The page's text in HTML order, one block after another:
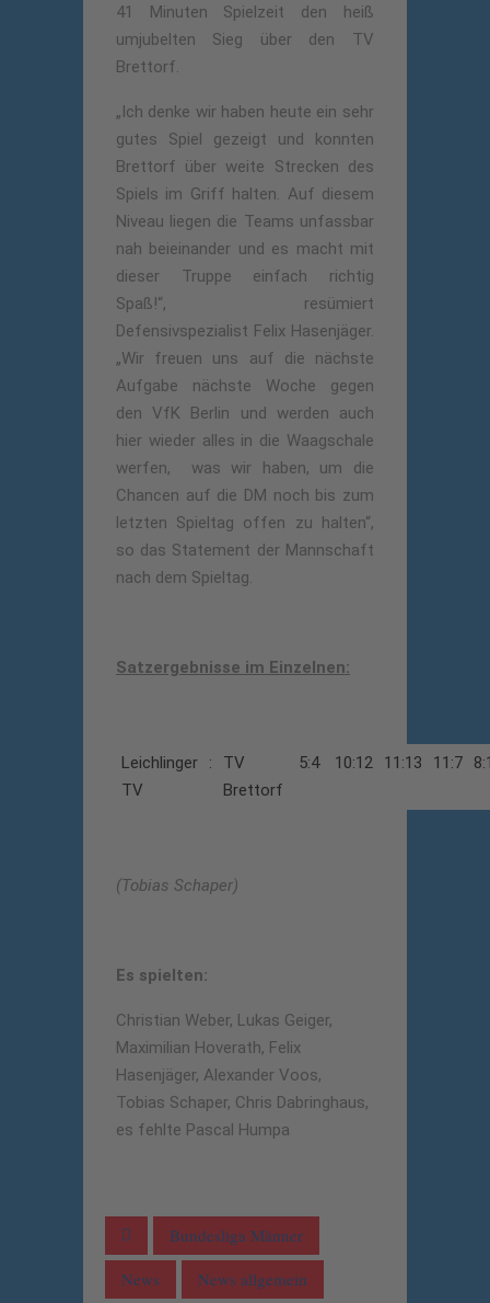
41 Minuten Spielzeit den heiß
umjubelten Sieg über den TV
Brettorf.
„Ich denke wir haben heute ein sehr
gutes Spiel gezeigt und konnten
Brettorf über weite Strecken des
Spiels im Griff halten. Auf diesem
Niveau liegen die Teams unfassbar
nah beieinander und es macht mit
dieser Truppe einfach richtig
Spaß!“, resümiert
Defensivspezialist Felix Hasenjäger.
„Wir freuen uns auf die nächste
Aufgabe nächste Woche gegen
den VfK Berlin und werden auch
hier wieder alles in die Waagschale
werfen, was wir haben, um die
Chancen auf die DM noch bis zum
letzten Spieltag offen zu halten“,
so das Statement der Mannschaft
nach dem Spieltag.
Satzergebnisse im Einzelnen:
Leichlinger
TV
:
TV
Brettorf
5:4 10:12 11:13 11:7
(Tobias Schaper)
Es spielten:
Christian Weber, Lukas Geiger,
Maximilian Hoverath, Felix
Hasenjäger, Alexander Voos,
Tobias Schaper, Chris Dabringhaus,
es fehlte Pascal Humpa
Bundesliga Männer
News
News allgemein